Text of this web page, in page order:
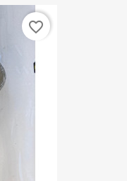
favorite_border